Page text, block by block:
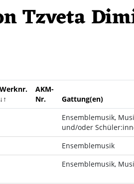
Tzveta
Werknr.
↓↑
AKM-
Nr.
Gattung(en)
Ensemblemusik,
und/oder
Ensemblemusik
Ensemblemusik,